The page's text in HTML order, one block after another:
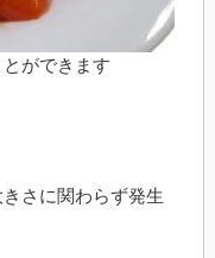
ができます
さに関わらず発生